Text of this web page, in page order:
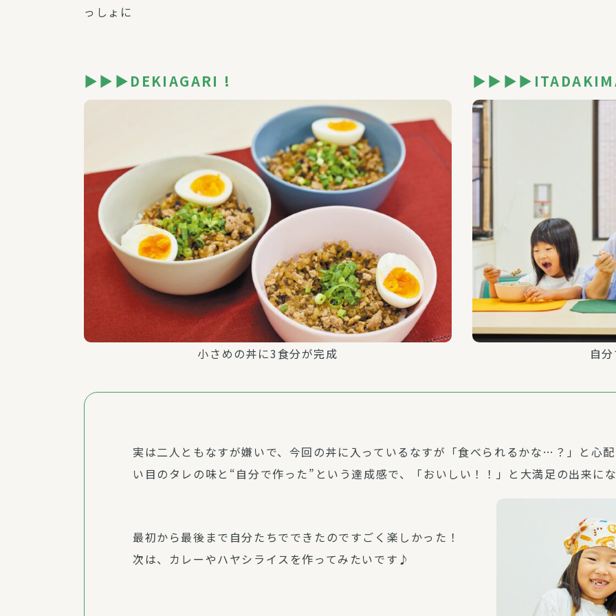
っしょに
▶▶▶DEKIAGARI !
小さめの丼に3食分が完成 自
実は二人ともなすが嫌いで、今回の丼に入っているなすが「食べられるかな…？」と心
い目のタレの味と“自分で作った”という達成感で、「おいしい！！」と大満足の出来に
最初から最後まで自分たちでできたのですごく楽しかった！
次は、カレーやハヤシライスを作ってみたいです♪